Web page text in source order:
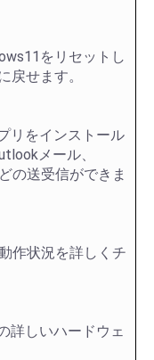
をリセットし
戻せます。
リをインストール
メール、
の送受信ができま
作状況を詳しくチ
詳しいハードウェ